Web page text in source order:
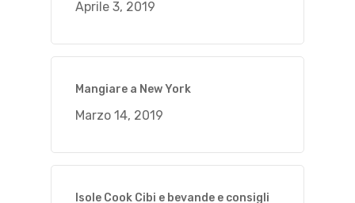
Aprile 3, 2019
Mangiare a New York
Marzo 14, 2019
Isole Cook Cibi e bevande e consigli